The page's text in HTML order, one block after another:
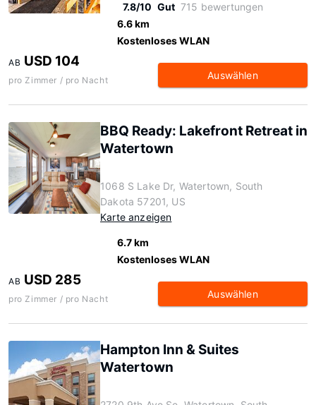
7.8/10 Gut 715 bewertungen
6.6 km
Kostenloses WLAN
AB USD 104
pro Zimmer / pro Nacht Auswählen
BBQ Ready: Lakefront Retreat in
Watertown
1068 S Lake Dr, Watertown, South
Dakota 57201, US
Karte anzeigen
6.7 km
Kostenloses WLAN
AB USD 285
pro Zimmer / pro Nacht Auswählen
Hampton Inn & Suites
Watertown